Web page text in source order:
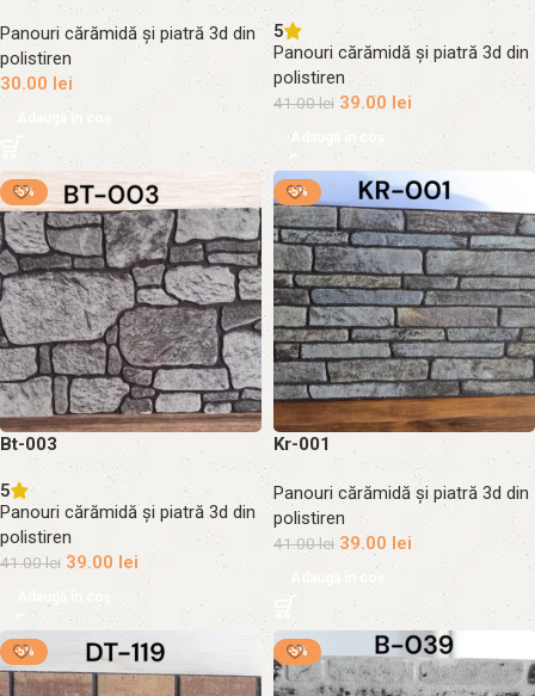
Panouri cărămidă și piatră 3d din
polistiren
30.00 lei
Adaugă în coș
5
Panouri cărămidă și piatră 3d din
polistiren
41.00lei 39.00 lei
Adaugă în coș
-5%
Bt-003
5
Panouri cărămidă și piatră 3d din
polistiren
41.00lei 39.00 lei
Adaugă în coș
-5%
Kr-001
Panouri cărămidă și piatră 3d din
polistiren
41.00lei 39.00 lei
Adaugă în coș
-5% -5%